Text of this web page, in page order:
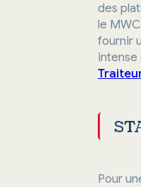
des
le
fournir
intense
Pour